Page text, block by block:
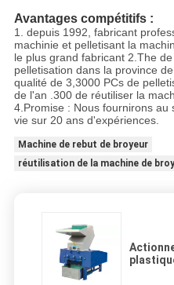
Avantages compétitifs :
1. depuis 1992, fabricant
machinie et pelletisant la
le plus grand fabricant 2.The
pelletisation dans la province de
qualité de 3,3000 PCs de
de l'an .300 de réutiliser la
4.Promise : Nous fournirons
vie sur 20 ans d'expériences.
Machine de rebut de broyeur
réutilisation de la machine de